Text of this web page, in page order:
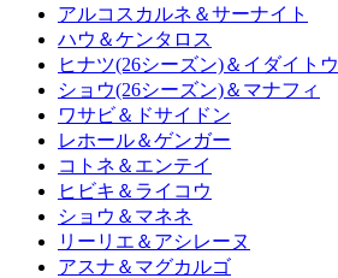
アルコスカルネ＆サーナイト
ハウ＆ケンタロス
ヒナツ(26シーズン)＆イダイトウ
ショウ(26シーズン)＆マナフィ
ワサビ＆ドサイドン
レホール＆ゲンガー
コトネ＆エンテイ
ヒビキ＆ライコウ
ショウ＆マネネ
リーリエ＆アシレーヌ
アスナ＆マグカルゴ